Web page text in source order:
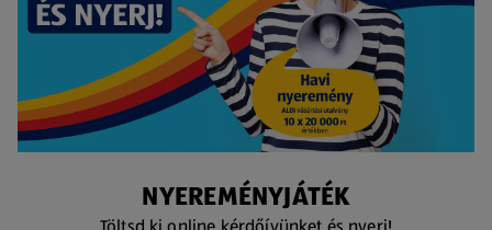
NYEREMÉNYJÁTÉK